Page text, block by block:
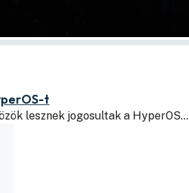
t
lesznek jogosultak a HyperOS…